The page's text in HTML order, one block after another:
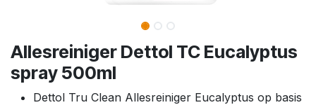
Allesreiniger Dettol TC Eucalyptus
spray 500ml
Dettol Tru Clean Allesreiniger Eucalyptus op basis